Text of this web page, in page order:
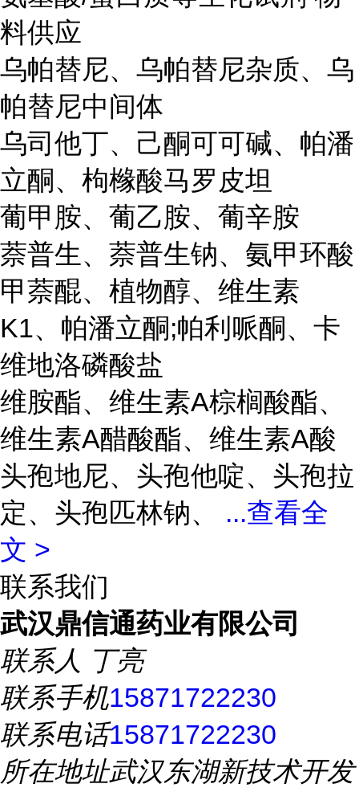
料供应
乌帕替尼、乌帕替尼杂质、乌
帕替尼中间体
乌司他丁、己酮可可碱、帕潘
立酮、枸橼酸马罗皮坦
葡甲胺、葡乙胺、葡辛胺
萘普生、萘普生钠、氨甲环酸
甲萘醌、植物醇、维生素
K1、帕潘立酮;帕利哌酮、卡
维地洛磷酸盐
维胺酯、维生素A棕榈酸酯、
维生素A醋酸酯、维生素A酸
头孢地尼、头孢他啶、头孢拉
定、头孢匹林钠、 ...查看全
文 >
联系我们
武汉鼎信通药业有限公司
联系人 丁亮
联系手机15871722230
联系电话15871722230
所在地址武汉东湖新技术开发